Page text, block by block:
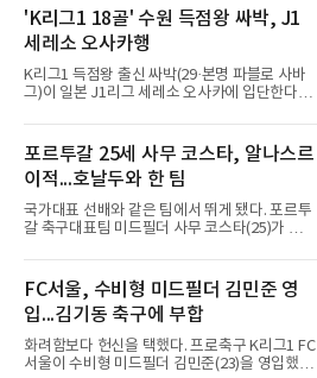
가 최고조에 이른 5∼9일 25경기를 전면 취소하
고 9월 이후 일정을 다시 편성해 치르기로 했다.
변화도 있다. 9월 6일까지 모든 경기는 요일과
상관없이 오후 7시에 시작하며, 더위가 일찍 가
시면 경기 시간은 예전으로 돌아갈 수 있다.선수
들에게는 올해 세 번째 출발이
'K리그1 18골' 수원 득점왕 싸박, J1
세레소 오사카행
K리그1 득점왕 출신 싸박(29·본명 파블로 사바
그)이 일본 J1리그 세레소 오사카에 입단한다.세
아버지와 팔레스타인인 어머니 사이에서 콜롬비
아 바랑키야에서 태어난 그는 콜롬비아·시리아
국적을 갖고 있다.190㎝ 신장을 활용한 플레이
가 강점인 싸박은 데포르티보 칼리에서 데뷔해
톤델라(포르투갈), 뉴웰스 올드 보이스(아르헨
티나)를 거쳐 2025년 수원FC에 합류했다. 지난
해 플레이오프 2경기(1골)를 포함해 리그 36경
해는 리비아 1부 알아흘리 트리폴리에서 뛰었
다. 2024년부터 시리아 국가대표로
포르투갈 25세 사무 코스타, 알나스르
이적...호날두와 한 팀
국가대표 선배와 같은 팀에서 뛰게 됐다. 포르투
갈 축구대표팀 미드필더 사무 코스타(25)가 사
스티아누 호날두와 함께한다.사우디 프로리그
디펜딩 챔피언 알나스르는 9일(현지시간) 스페
인 라리가 마요르카에서 코스타를 영입했다고
발표했다. 구단은 사회관계망서비스(SNS)에 여
정이 시작된다며, 전투에서 승리한 기사가 갑옷
을 벗자 팀 유니폼을 입은 코스타가 나타나는 영
상을 함께 올렸다. 마요르카도 이적 합의를 알리
FC서울, 수비형 미드필더 김민준 영
입...김기동 축구에 부합
화려함보다 헌신을 택했다. 프로축구 K리그1 FC
서울이 수비형 미드필더 김민준(23)을 영입했다